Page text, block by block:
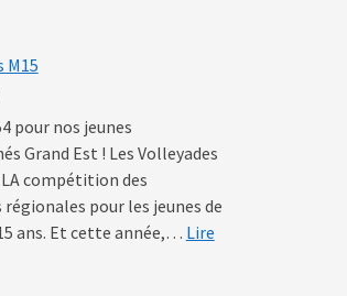
M15
pour nos jeunes
Grand Est ! Les Volleyades
LA compétition des
pour les jeunes de
ans. Et cette année,… Lire